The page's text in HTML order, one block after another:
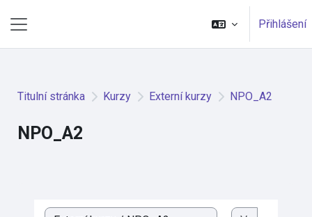
Přihlášení
Titulní stránka Kurzy Externí kurzy NPO_A2
NPO_A2